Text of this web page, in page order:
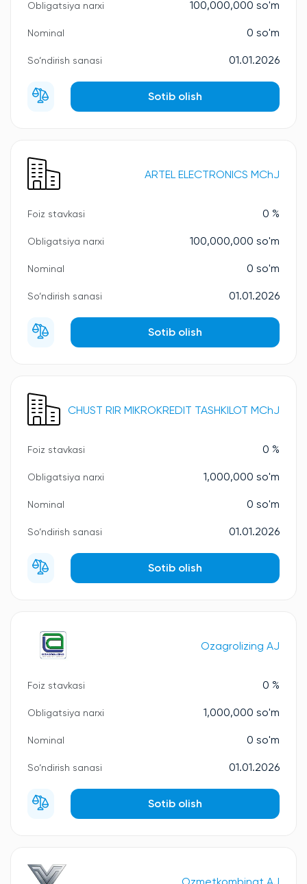
Obligatsiya narxi 100,000,000 so'm
Nominal 0 so'm
So‘ndirish sanasi 01.01.2026
Sotib olish
ARTEL ELECTRONICS MChJ
Foiz stavkasi 0 %
Obligatsiya narxi 100,000,000 so'm
Nominal 0 so'm
So‘ndirish sanasi 01.01.2026
Sotib olish
CHUST RIR MIKROKREDIT TASHKILOT MChJ
Foiz stavkasi 0 %
Obligatsiya narxi 1,000,000 so'm
Nominal 0 so'm
So‘ndirish sanasi 01.01.2026
Sotib olish
Ozagrolizing AJ
Foiz stavkasi 0 %
Obligatsiya narxi 1,000,000 so'm
Nominal 0 so'm
So‘ndirish sanasi 01.01.2026
Sotib olish